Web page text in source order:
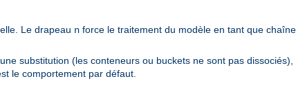
Le drapeau n force le traitement du modèle en tant que chaîne
substitution (les conteneurs ou buckets ne sont pas
le comportement par défaut.